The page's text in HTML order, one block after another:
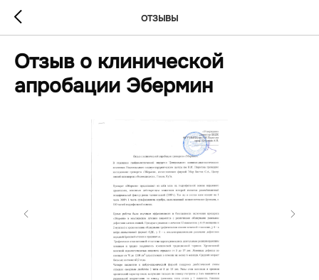
ОТЗЫВЫ
Отзыв о клинической
апробации Эбермин